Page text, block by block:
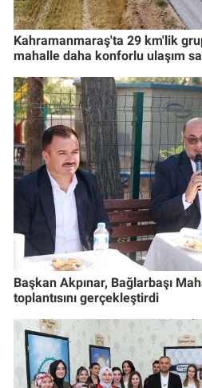
Kahramanmaraş'ta 29 km'lik
mahalle daha konforlu ulaşım
Başkan Akpınar, Bağlarbaşı
toplantısını gerçekleştirdi